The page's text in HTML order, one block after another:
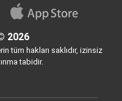
2026
tüm hakları saklıdır, izinsiz
tabidir.